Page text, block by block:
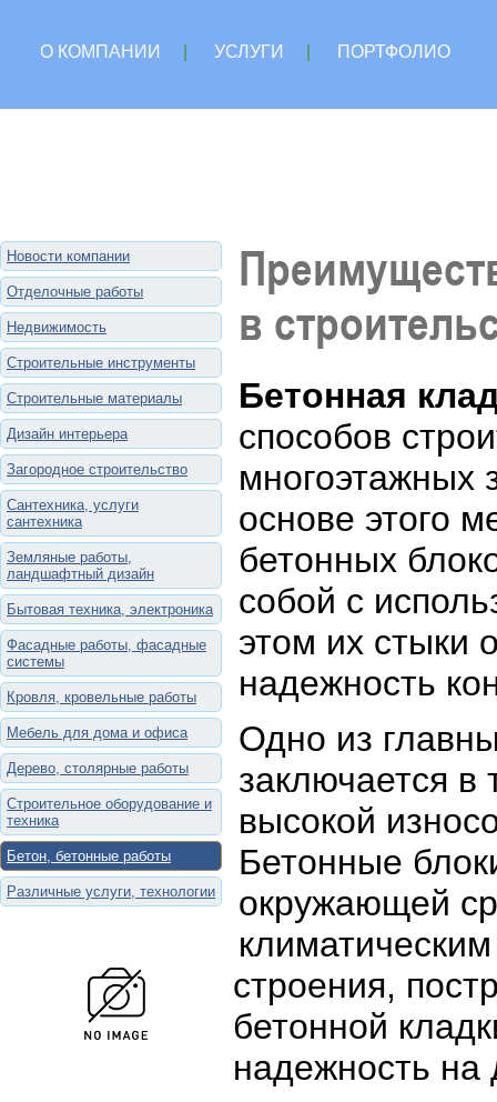
О КОМПАНИИ УСЛУГИ
ПОРТФОЛИО
Новости компании
Отделочные работы
Недвижимость
Строительные инструменты
Строительные материалы
Дизайн интерьера
Загородное строительство
Сантехника, услуги
сантехника
Земляные работы,
ландшафтный дизайн
Бытовая техника, электроника
Фасадные работы, фасадные
системы
Кровля, кровельные работы
Мебель для дома и офиса
Дерево, столярные работы
Строительное оборудование и
техника
Бетон, бетонные работы
Различные услуги, технологии
в
Бетонная
способов
многоэтажных
основе этого
бетонных
собой с
этом их стыки
надежность
Одно из
заключается в
высокой
Бетонные
окружающей
строения,
бетонной
надежность на